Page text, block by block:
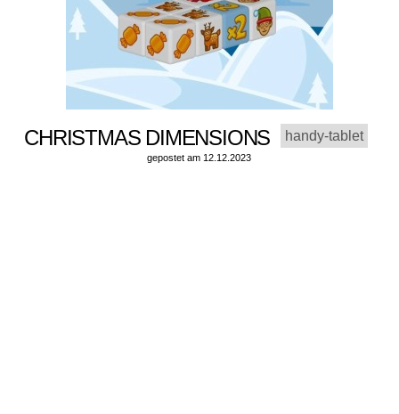
CHRISTMAS DIMENSIONS handy-tablet
gepostet am 12.12.2023